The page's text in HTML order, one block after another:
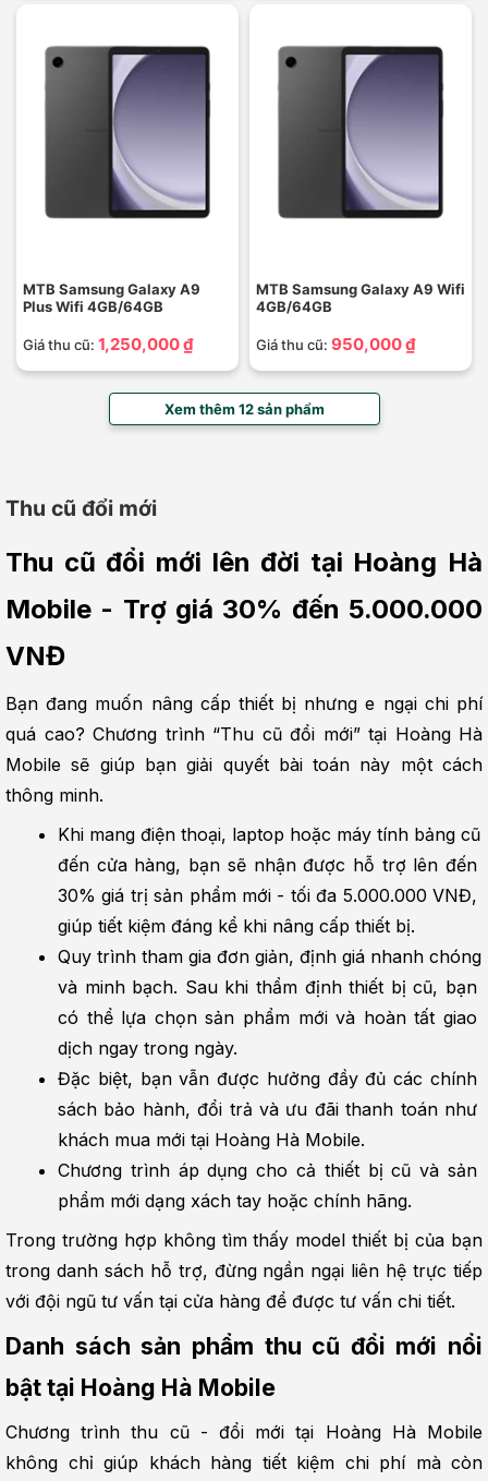
MTB Samsung Galaxy A9
Plus Wifi 4GB/64GB
Giá thu cũ: 1,250,000 ₫
MTB Samsung Galaxy A9 Wifi
4GB/64GB
Giá thu cũ: 950,000 ₫
Xem thêm 12 sản phẩm
Thu cũ đổi mới
Thu cũ đổi mới lên đời tại Hoàng Hà
Mobile - Trợ giá 30% đến 5.000.000
VNĐ
Bạn đang muốn nâng cấp thiết bị nhưng e ngại chi phí
quá cao? Chương trình “Thu cũ đổi mới” tại Hoàng Hà
Mobile sẽ giúp bạn giải quyết bài toán này một cách
thông minh.
Khi mang điện thoại, laptop hoặc máy tính bảng cũ
đến cửa hàng, bạn sẽ nhận được hỗ trợ lên đến
30% giá trị sản phẩm mới - tối đa 5.000.000 VNĐ,
giúp tiết kiệm đáng kể khi nâng cấp thiết bị.
Quy trình tham gia đơn giản, định giá nhanh chóng
và minh bạch. Sau khi thẩm định thiết bị cũ, bạn
có thể lựa chọn sản phẩm mới và hoàn tất giao
dịch ngay trong ngày.
Đặc biệt, bạn vẫn được hưởng đầy đủ các chính
sách bảo hành, đổi trả và ưu đãi thanh toán như
khách mua mới tại Hoàng Hà Mobile.
Chương trình áp dụng cho cả thiết bị cũ và sản
phẩm mới dạng xách tay hoặc chính hãng.
Trong trường hợp không tìm thấy model thiết bị của bạn
trong danh sách hỗ trợ, đừng ngần ngại liên hệ trực tiếp
với đội ngũ tư vấn tại cửa hàng để được tư vấn chi tiết.
Danh sách sản phẩm thu cũ đổi mới nổi
bật tại Hoàng Hà Mobile
Chương trình thu cũ - đổi mới tại Hoàng Hà Mobile
không chỉ giúp khách hàng tiết kiệm chi phí mà còn